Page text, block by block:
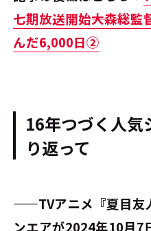
七期放送開始―――大森総
んだ6,000日②
16年つづく人気
り返って
――TVアニメ『夏目友
ンエアが2024年10月7